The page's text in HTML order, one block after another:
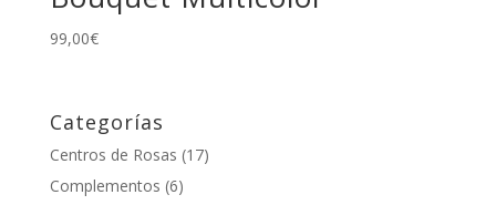
99,00€
Categorías
Centros de Rosas (17)
Complementos (6)